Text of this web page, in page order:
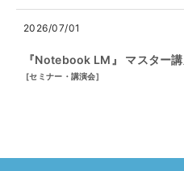
2026/07/01
『Notebook LM』 マスター
[セミナー・講演会]